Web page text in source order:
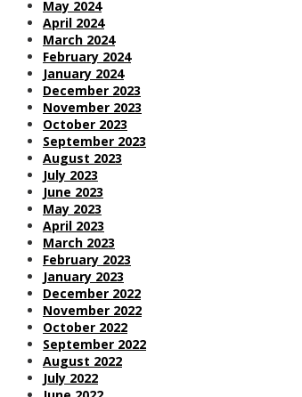
May 2024
April 2024
March 2024
February 2024
January 2024
December 2023
November 2023
October 2023
September 2023
August 2023
July 2023
June 2023
May 2023
April 2023
March 2023
February 2023
January 2023
December 2022
November 2022
October 2022
September 2022
August 2022
July 2022